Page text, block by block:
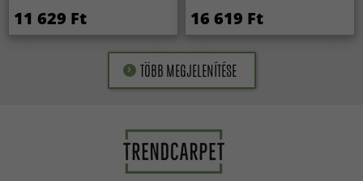
11 629 Ft 16 619 Ft
TÖBB MEGJELENÍTÉSE